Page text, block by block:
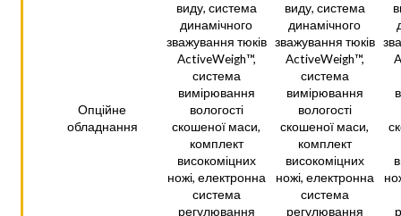
Опційне
обладнання
виду, система
динамічного
зважування тюків
ActiveWeigh™,
система
вимірювання
вологості
скошеної маси,
комплект
високоміцних
ножі, електронна
система
регулювання
виду, система
динамічного
зважування тюків
ActiveWeigh™,
система
вимірювання
вологості
скошеної маси,
комплект
високоміцних
ножі, електронна
система
регулювання